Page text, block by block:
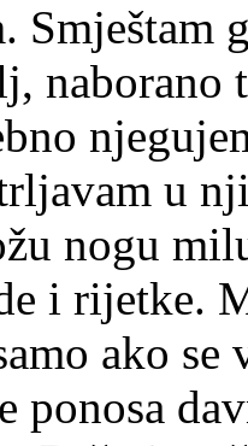
Smještam
u
nogu
i rijetke.
ako se
ponosa